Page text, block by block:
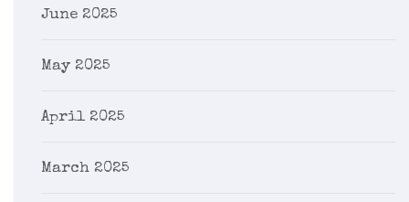
June 2025
May 2025
April 2025
March 2025